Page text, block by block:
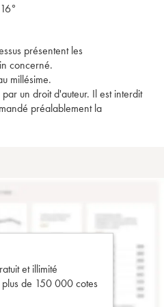
16°
présentent les
concerné.
millésime.
un droit d'auteur. Il est interdit
préalablement la
et illimité
plus de 150 000 cotes